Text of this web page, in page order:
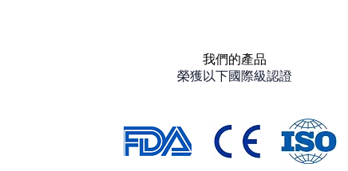
我們的產品
榮獲以下國際級認證